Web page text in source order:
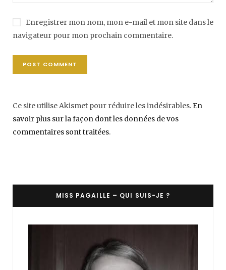
Enregistrer mon nom, mon e-mail et mon site dans le
navigateur pour mon prochain commentaire.
Ce site utilise Akismet pour réduire les indésirables.En
savoir plus sur la façon dont les données de vos
commentaires sont traitées.
MISS PAGAILLE – QUI SUIS-JE ?